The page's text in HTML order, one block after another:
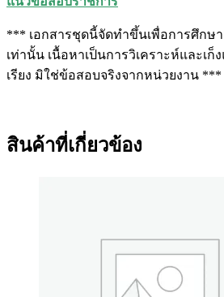
*** เอกสารชุดนี้จัดทำขึ้นเพื่อการศึกษ
เท่านั้น เนื้อหาเป็นการวิเคราะห์และเก็
เรียง มิใช่ข้อสอบจริงจากหน่วยงาน ***
สินค้าที่เกี่ยวข้อง